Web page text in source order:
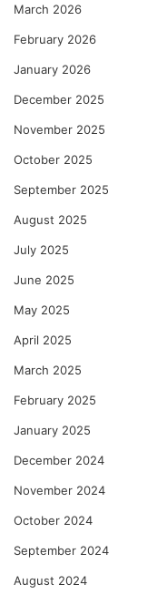
March 2026
February 2026
January 2026
December 2025
November 2025
October 2025
September 2025
August 2025
July 2025
June 2025
May 2025
April 2025
March 2025
February 2025
January 2025
December 2024
November 2024
October 2024
September 2024
August 2024